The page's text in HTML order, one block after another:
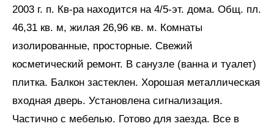
2003 г. п. Кв-ра находится на 4/5-эт. дома. Общ. пл.
46,31 кв. м, жилая 26,96 кв. м. Комнаты
изолированные, просторные. Свежий
косметический ремонт. В санузле (ванна и туалет)
плитка. Балкон застеклен. Хорошая металлическая
входная дверь. Установлена сигнализация.
Частично с мебелью. Готово для заезда. Все в